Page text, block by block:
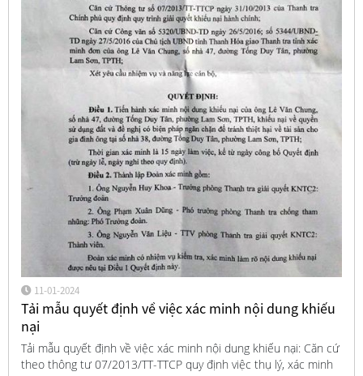
11-01-2024
Tải mẫu quyết định về việc xác minh nội dung khiếu
nại
Tải mẫu quyết định về việc xác minh nội dung khiếu nại: Căn cứ
theo thông tư 07/2013/TT-TTCP quy định việc thụ lý, xác minh